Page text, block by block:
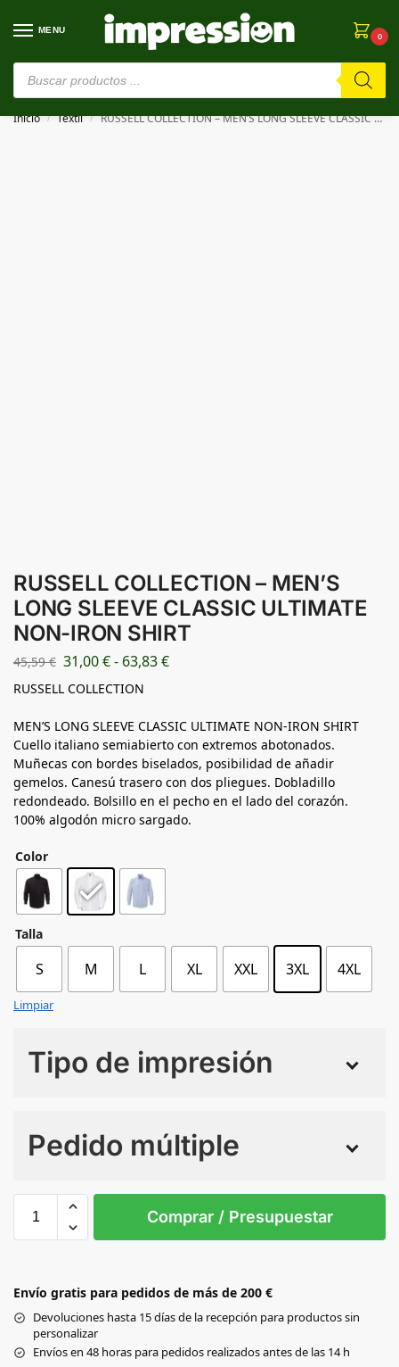
MENU
0
⚠️ Estamos en pruebas. Si algo falla, ¡Perdón!⚠️
Inicio / Textil / RUSSELL COLLECTION – MEN’S LONG SLEEVE CLASSIC ULTIMATE NON-IRON SHIRT
RUSSELL COLLECTION – MEN’S
LONG SLEEVE CLASSIC ULTIMATE
NON-IRON SHIRT
45,59€ 31,00€- 63,83€
RUSSELL COLLECTION
MEN’S LONG SLEEVE CLASSIC ULTIMATE NON-IRON SHIRT
Cuello italiano semiabierto con extremos abotonados.
Muñecas con bordes biselados, posibilidad de añadir
gemelos. Canesú trasero con dos pliegues. Dobladillo
redondeado. Bolsillo en el pecho en el lado del corazón.
100% algodón micro sargado.
Color
Talla
S M L XL XXL 3XL 4XL
Limpiar
Tipo de impresión
Pedido múltiple
Black
BRIGHT
SKY
Comprar / Presupuestar
Envío gratis para pedidos de más de 200 €
Devoluciones hasta 15 días de la recepción para productos sin
personalizar
Envíos en 48 horas para pedidos realizados antes de las 14 h